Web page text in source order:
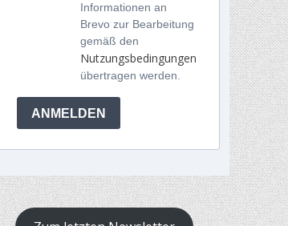
Informationen an
Brevo zur Bearbeitung
gemäß den
Nutzungsbedingungen
übertragen werden.
ANMELDEN